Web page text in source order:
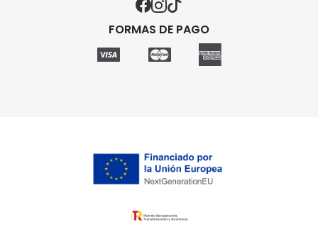
FORMAS DE PAGO